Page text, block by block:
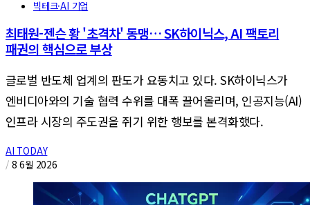
빅테크·AI 기업
최태원-젠슨 황 '초격차' 동맹… SK하이닉스, AI 팩토리
패권의 핵심으로 부상
글로벌 반도체 업계의 판도가 요동치고 있다. SK하이닉스가
엔비디아와의 기술 협력 수위를 대폭 끌어올리며, 인공지능(AI)
인프라 시장의 주도권을 쥐기 위한 행보를 본격화했다.
AI TODAY
/ 8 6월 2026